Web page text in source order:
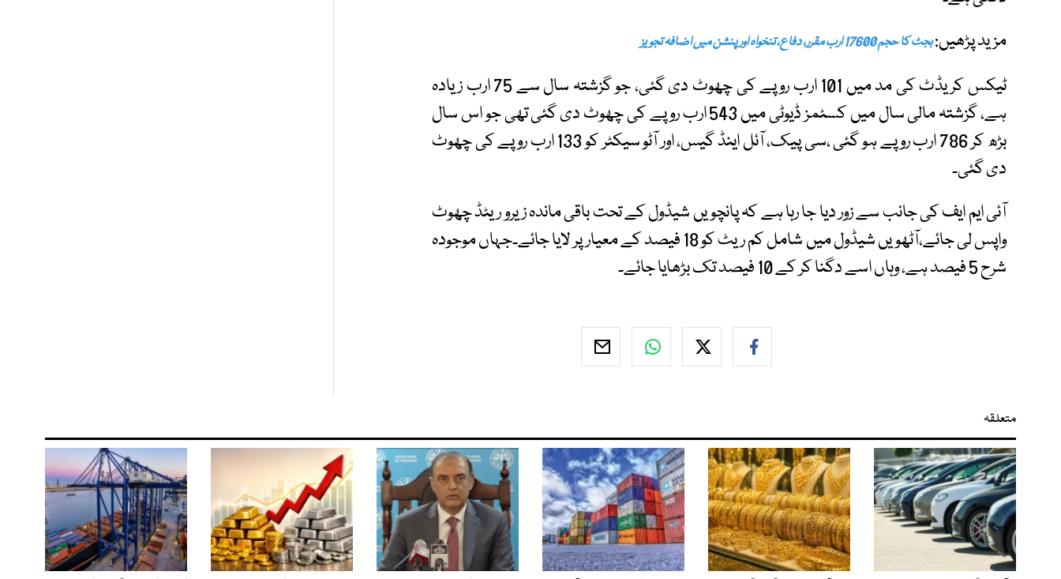
مزید پڑھیں:بجٹ کا حجم 17600 ارب مقرر، دفاع، تنخواہ اور پنشن میں اضافہ تجویز
ٹیکس کریڈٹ کی مد میں 101 ارب روپے کی چھوٹ دی گئی، جو گزشتہ سال سے 75 ارب زیادہ
ہے، گزشتہ مالی سال میں کسٹمز ڈیوٹی میں 543 ارب روپے کی چھوٹ دی گئی تھی جو اس سال
بڑھ کر 786 ارب روپے ہو گئی ،سی پیک، آئل اینڈ گیس، اور آٹو سیکٹر کو 133 ارب روپے کی چھوٹ
دی گئی۔
آئی ایم ایف کی جانب سے زور دیا جا رہا ہے کہ پانچویں شیڈول کے تحت باقی ماندہ زیرو ریٹڈ چھوٹ
واپس لی جائے،آٹھویں شیڈول میں شامل کم ریٹ کو 18 فیصد کے معیار پر لایا جائے۔جہاں موجودہ
شرح 5 فیصد ہے، وہاں اسے دگنا کر کے 10 فیصد تک بڑھایا جائے۔
متعلقہ